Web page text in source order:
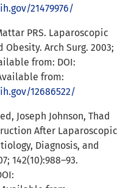
21479976/
PRS. Laparoscopic
Arch Surg. 2003;
from: DOI:
from:
12686522/
Joseph Johnson, Thad
After Laparoscopic
Diagnosis, and
142(10):988–93.